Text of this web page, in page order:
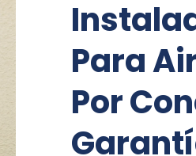
Para
Por